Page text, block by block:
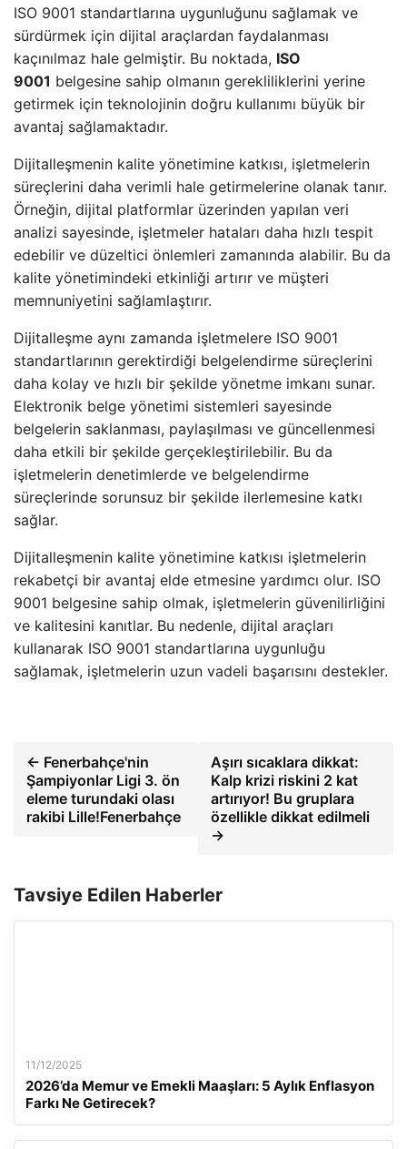
ISO 9001 standartlarına uygunluğunu sağlamak ve
sürdürmek için dijital araçlardan faydalanması
kaçınılmaz hale gelmiştir. Bu noktada, ISO
9001 belgesine sahip olmanın gerekliliklerini yerine
getirmek için teknolojinin doğru kullanımı büyük bir
avantaj sağlamaktadır.
Dijitalleşmenin kalite yönetimine katkısı, işletmelerin
süreçlerini daha verimli hale getirmelerine olanak tanır.
Örneğin, dijital platformlar üzerinden yapılan veri
analizi sayesinde, işletmeler hataları daha hızlı tespit
edebilir ve düzeltici önlemleri zamanında alabilir. Bu da
kalite yönetimindeki etkinliği artırır ve müşteri
memnuniyetini sağlamlaştırır.
Dijitalleşme aynı zamanda işletmelere ISO 9001
standartlarının gerektirdiği belgelendirme süreçlerini
daha kolay ve hızlı bir şekilde yönetme imkanı sunar.
Elektronik belge yönetimi sistemleri sayesinde
belgelerin saklanması, paylaşılması ve güncellenmesi
daha etkili bir şekilde gerçekleştirilebilir. Bu da
işletmelerin denetimlerde ve belgelendirme
süreçlerinde sorunsuz bir şekilde ilerlemesine katkı
sağlar.
Dijitalleşmenin kalite yönetimine katkısı işletmelerin
rekabetçi bir avantaj elde etmesine yardımcı olur. ISO
9001 belgesine sahip olmak, işletmelerin güvenilirliğini
ve kalitesini kanıtlar. Bu nedenle, dijital araçları
kullanarak ISO 9001 standartlarına uygunluğu
sağlamak, işletmelerin uzun vadeli başarısını destekler.
← Fenerbahçe'nin
Şampiyonlar Ligi 3. ön
eleme turundaki olası
rakibi Lille!Fenerbahçe
Aşırı sıcaklara dikkat:
Kalp krizi riskini 2 kat
artırıyor! Bu gruplara
özellikle dikkat edilmeli
→
Tavsiye Edilen Haberler
11/12/2025
2026’da Memur ve Emekli Maaşları: 5 Aylık Enflasyon
Farkı Ne Getirecek?